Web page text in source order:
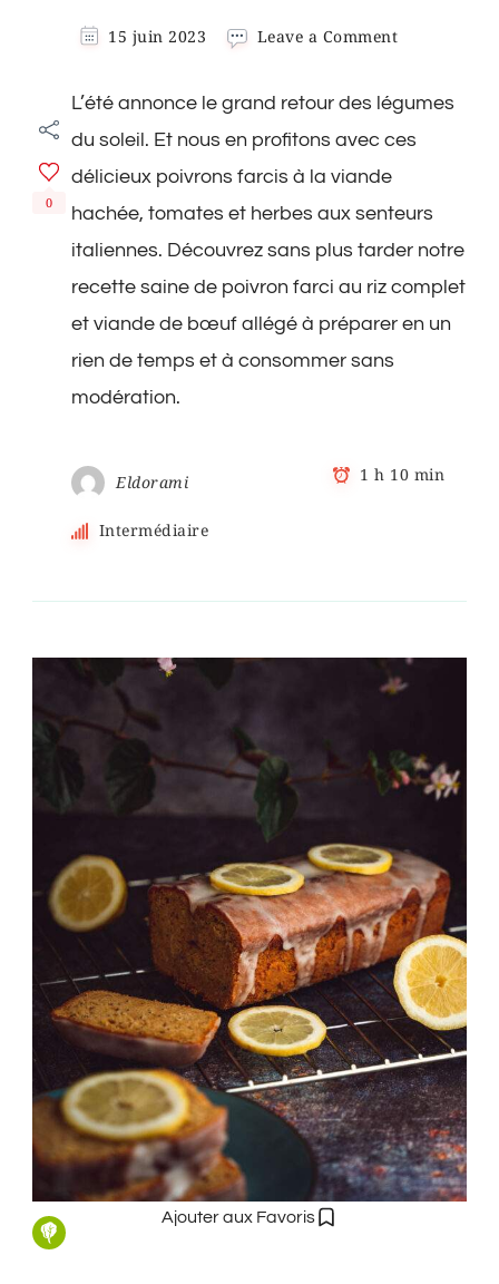
15 juin 2023 Leave a Commenton
à
viande
boeuf
0
L’été annonce le grand retour des légumes
du soleil. Et nous en profitons avec ces
délicieux poivrons farcis à la viande
hachée, tomates et herbes aux senteurs
italiennes. Découvrez sans plus tarder notre
recette saine de poivron farci au riz complet
et viande de bœuf allégé à préparer en un
rien de temps et à consommer sans
modération.
Eldorami 1 h 10 min
Intermédiaire
Ajouter aux Favoris